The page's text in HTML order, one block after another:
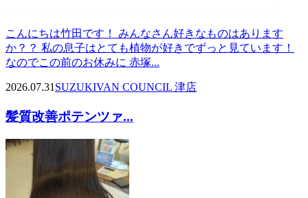
こんにちは竹田です！ みんなさん好きなものはあります
か？？ 私の息子はとても植物が好きでずっと見ています！
なのでこの前のお休みに 赤塚...
2026.07.31 SUZUKIVAN COUNCIL 津店
髪質改善ポテンツァ...